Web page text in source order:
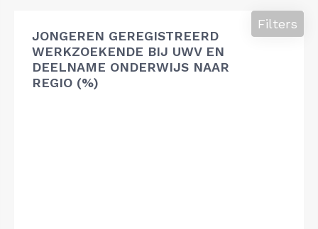
JONGEREN GEREGISTREERD
WERKZOEKENDE BIJ UWV EN
DEELNAME ONDERWIJS NAAR
REGIO (%)
Filters